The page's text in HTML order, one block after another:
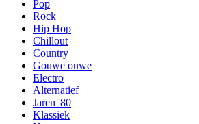
Pop
Rock
Hip Hop
Chillout
Country
Gouwe ouwe
Electro
Alternatief
Jaren '80
Klassiek